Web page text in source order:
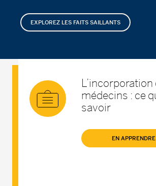
EXPLOREZ LES FAITS SAILLANTS
L’incorporation
médecins : ce
savoir
EN